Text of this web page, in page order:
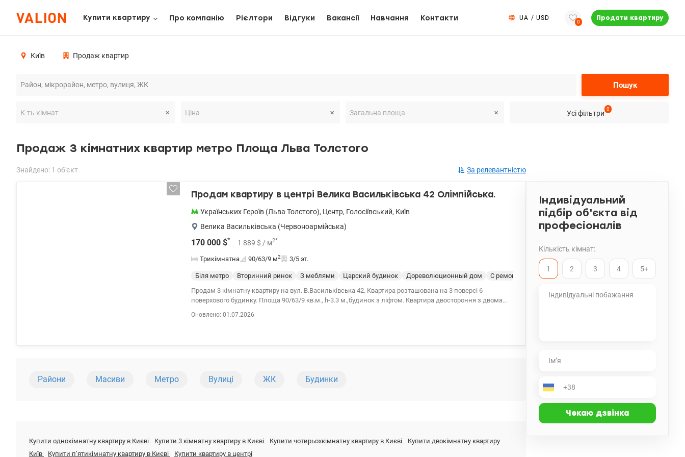
Купити квартиру Про компанію Рієлтори Відгуки Вакансії Навчання Контакти UA / USD
0
Продати квартиру
Київ Продаж квартир
Пошук
Усі фільтри
0
Продаж 3 кімнатних квартир метро Площа Льва Толстого
Знайдено: 1 об'єкт За релевантністю
Продам квартиру в центрі Велика Васильківська 42 Олімпійська.
Українських Героїв (Льва Толстого), Центр, Голосіївський, Київ
Велика Васильківська (Червоноармійська)
170 000 $* 1 889 $ / м2*
Трикімнатна 90/63/9 м2 3/5 эт.
Біля метро Вторинний ринок З меблями Царский будинок Дореволюционный дом
С ремонтом
Продам 3 кімнатну квартиру на вул. В.Васильківська 42. Квартира розташована на 3 поверсі 6
поверхового будинку. Площа 90/63/9 кв.м., h-3.3 м.,будинок з ліфтом. Квартира двостороння з двома
Оновлено: 01.07.2026
Райони Масиви Метро Вулиці ЖК Будинки
Купити однокімнатну квартиру в Києві Купити 3 кімнатну квартиру в Києві Купити чотирьохкімнатну квартиру в Києві
Купити двокімнатну квартиру
Київ
Купити пʼятикімнатну квартиру в Києві Купити квартиру в центрі
Індивідуальний
підбір об'єкта від
професіоналів
Кількість кімнат:
1 2 3 4 5+